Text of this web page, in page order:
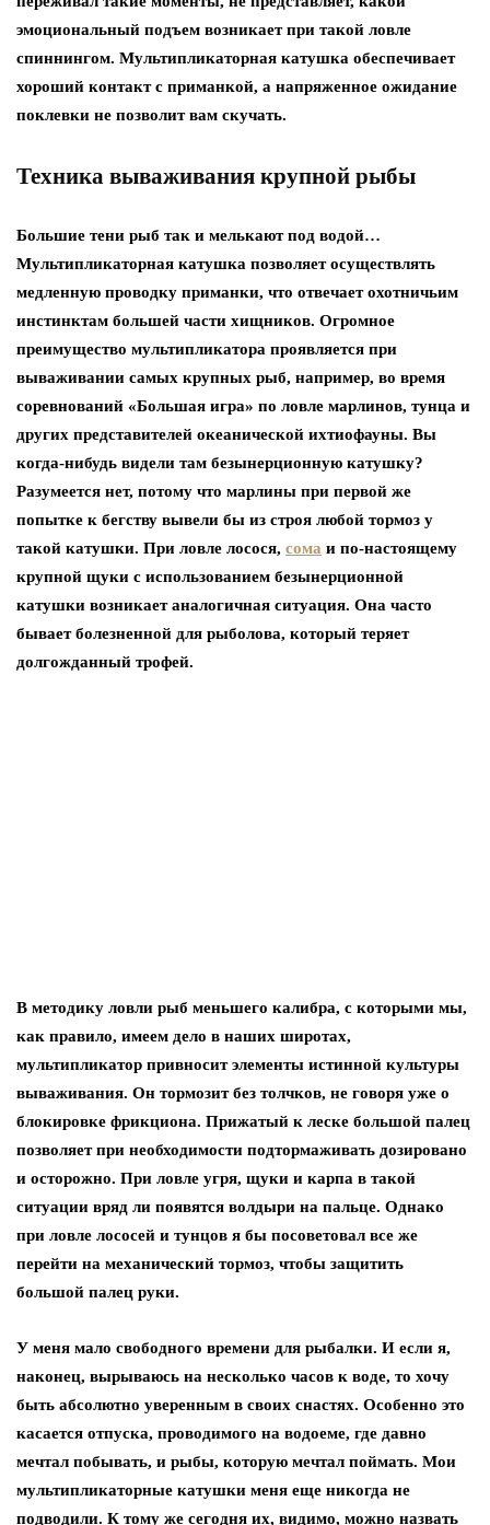
эмоциональный подъем возникает при такой ловле
спиннингом. Мультипликаторная катушка обеспечивает
хороший контакт с приманкой, а напряженное ожидание
поклевки не позволит вам скучать.
Техника вываживания крупной рыбы
Большие тени рыб так и мелькают под водой…
Мультипликаторная катушка позволяет осуществлять
медленную проводку приманки, что отвечает охотничьим
инстинктам большей части хищников. Огромное
преимущество мультипликатора проявляется при
вываживании самых крупных рыб, например, во время
соревнований «Большая игра» по ловле марлинов, тунца и
других представителей океанической ихтиофауны. Вы
когда-нибудь видели там безынерционную катушку?
Разумеется нет, потому что марлины при первой же
попытке к бегству вывели бы из строя любой тормоз у
такой катушки. При ловле лосося, сома и по-настоящему
крупной щуки с использованием безынерционной
катушки возникает аналогичная ситуация. Она часто
бывает болезненной для рыболова, который теряет
долгожданный трофей.
В методику ловли рыб меньшего калибра, с которыми мы,
как правило, имеем дело в наших широтах,
мультипликатор привносит элементы истинной культуры
вываживания. Он тормозит без толчков, не говоря уже о
блокировке фрикциона. Прижатый к леске большой палец
позволяет при необходимости подтормаживать дозировано
и осторожно. При ловле угря, щуки и карпа в такой
ситуации вряд ли появятся волдыри на пальце. Однако
при ловле лососей и тунцов я бы посоветовал все же
перейти на механический тормоз, чтобы защитить
большой палец руки.
У меня мало свободного времени для рыбалки. И если я,
наконец, вырываюсь на несколько часов к воде, то хочу
быть абсолютно уверенным в своих снастях. Особенно это
касается отпуска, проводимого на водоеме, где давно
мечтал побывать, и рыбы, которую мечтал поймать. Мои
мультипликаторные катушки меня еще никогда не
подводили. К тому же сегодня их, видимо, можно назвать